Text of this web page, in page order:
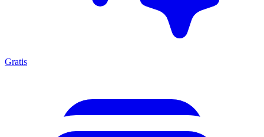
Gratis